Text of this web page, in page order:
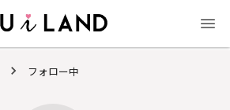
フォロー中